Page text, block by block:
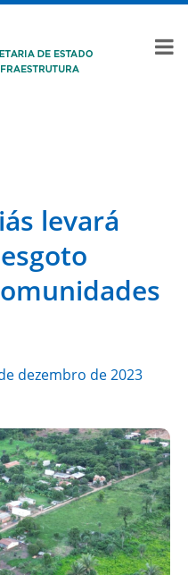
levará
dezembro de 2023